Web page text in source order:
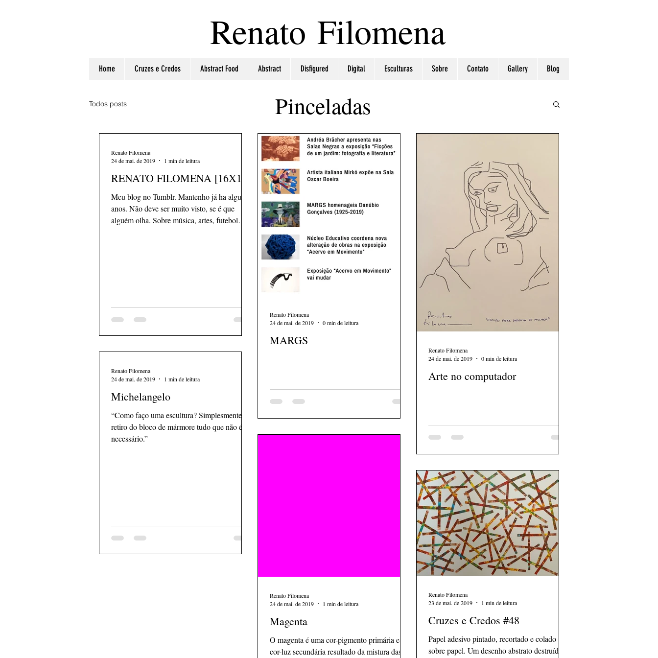
Renato Filomena
Home Cruzes e Credos Abstract Food Abstract Disfigured Digital Esculturas Sobre Contato Gallery Blog
Todos posts
RENATO FILOMENA [16X16]
Meu blog no Tumblr. Mantenho já ha alguns
anos. Não deve ser muito visto, se é que
alguém olha. Sobre música, artes, futebol
Renato Filomena
24 de mai. de 2019
1 min de leitura
MARGS
Renato Filomena
24 de mai. de 2019
0 min de leitura
Arte no computador
Renato Filomena
24 de mai. de 2019
0 min de leitura
Michelangelo
“Como faço uma escultura? Simplesmente
retiro do bloco de mármore tudo que não é
necessário.”
Renato Filomena
24 de mai. de 2019
1 min de leitura
Magenta
O magenta é uma cor-pigmento primária e
cor-luz secundária resultado da mistura das
Renato Filomena
24 de mai. de 2019
1 min de leitura
Cruzes e Credos #48
Papel adesivo pintado, recortado e colado
sobre papel. Um desenho abstrato destruído
Renato Filomena
23 de mai. de 2019
1 min de leitura
Pinceladas